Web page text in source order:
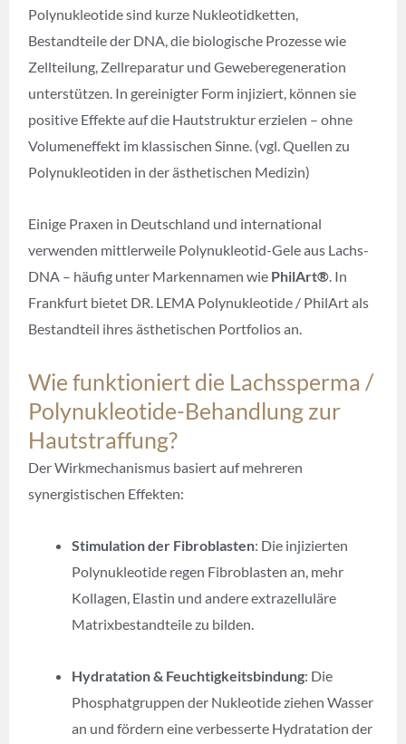
Polynukleotide sind kurze Nukleotidketten,
Bestandteile der DNA, die biologische Prozesse wie
Zellteilung, Zellreparatur und Geweberegeneration
unterstützen. In gereinigter Form injiziert, können sie
positive Effekte auf die Hautstruktur erzielen – ohne
Volumeneffekt im klassischen Sinne. (vgl. Quellen zu
Polynukleotiden in der ästhetischen Medizin)
Einige Praxen in Deutschland und international
verwenden mittlerweile Polynukleotid-Gele aus Lachs-
DNA – häufig unter Markennamen wie PhilArt®. In
Frankfurt bietet DR. LEMA Polynukleotide / PhilArt als
Bestandteil ihres ästhetischen Portfolios an.
Wie funktioniert die Lachssperma /
Polynukleotide-Behandlung zur
Hautstraffung?
Der Wirkmechanismus basiert auf mehreren
synergistischen Effekten:
Stimulation der Fibroblasten: Die injizierten
Polynukleotide regen Fibroblasten an, mehr
Kollagen, Elastin und andere extrazelluläre
Matrixbestandteile zu bilden.
Hydratation & Feuchtigkeitsbindung: Die
Phosphatgruppen der Nukleotide ziehen Wasser
an und fördern eine verbesserte Hydratation der